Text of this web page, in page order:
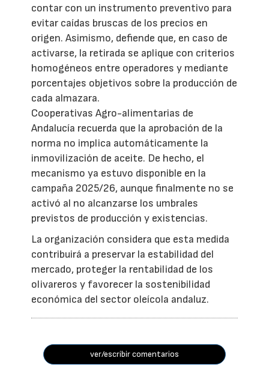
contar con un instrumento preventivo para
evitar caídas bruscas de los precios en
origen. Asimismo, defiende que, en caso de
activarse, la retirada se aplique con criterios
homogéneos entre operadores y mediante
porcentajes objetivos sobre la producción de
cada almazara.
Cooperativas Agro-alimentarias de
Andalucía recuerda que la aprobación de la
norma no implica automáticamente la
inmovilización de aceite. De hecho, el
mecanismo ya estuvo disponible en la
campaña 2025/26, aunque finalmente no se
activó al no alcanzarse los umbrales
previstos de producción y existencias.
La organización considera que esta medida
contribuirá a preservar la estabilidad del
mercado, proteger la rentabilidad de los
olivareros y favorecer la sostenibilidad
económica del sector oleícola andaluz.
ver/escribir comentarios